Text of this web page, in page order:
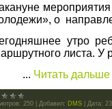
о
утро
листа. У
... Читать дальше
250 Добавил: DMS Дата: